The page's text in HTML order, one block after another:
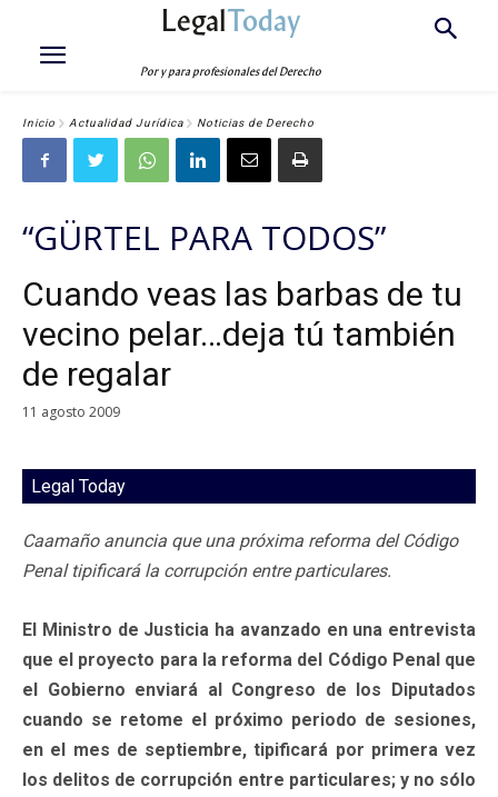
LegalToday
Por y para profesionales del Derecho
Inicio Actualidad Jurídica Noticias de Derecho
“GÜRTEL PARA TODOS”
Cuando veas las barbas de tu
vecino pelar…deja tú también
de regalar
11 agosto 2009
Legal Today
Caamaño anuncia que una próxima reforma del Código
Penal tipificará la corrupción entre particulares.
El Ministro de Justicia ha avanzado en una entrevista
que el proyecto para la reforma del Código Penal que
el Gobierno enviará al Congreso de los Diputados
cuando se retome el próximo periodo de sesiones,
en el mes de septiembre, tipificará por primera vez
los delitos de corrupción entre particulares; y no sólo